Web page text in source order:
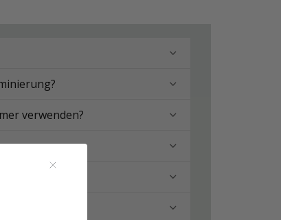
verwenden?